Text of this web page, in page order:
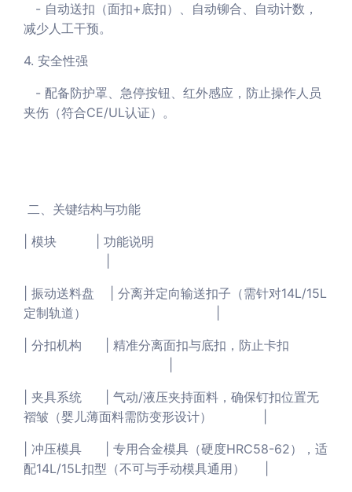
- 自动送扣（面扣+底扣）、自动铆合、自动计数，
减少人工干预。
4. 安全性强
- 配备防护罩、急停按钮、红外感应，防止操作人员
夹伤（符合CE/UL认证）。
二、关键结构与功能
| 模块 | 功能说明
| 振动送料盘 | 分离并定向输送扣子（需针对14L/15L
定制轨道） |
| 分扣机构 | 精准分离面扣与底扣，防止卡扣
| 夹具系统 | 气动/液压夹持面料，确保钉扣位置无
褶皱（婴儿薄面料需防变形设计） |
| 冲压模具 | 专用合金模具（硬度HRC58-62），适
配14L/15L扣型（不可与手动模具通用） |